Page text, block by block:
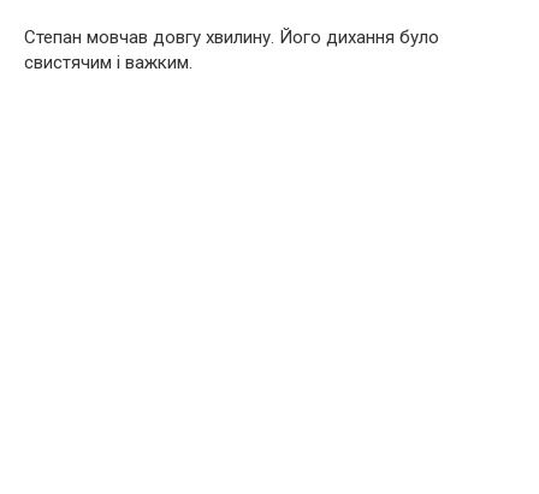
Степан мовчав довгу хвилину. Його дихання було
свистячим і важким.